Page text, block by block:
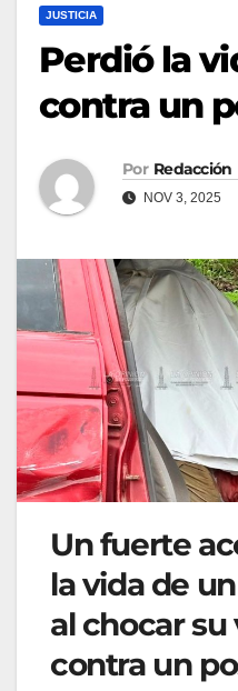
JUSTICIA
Perdió la
contra un
Por Redacción
NOV 3, 2025
Un fuerte
la vida de
al chocar
contra un